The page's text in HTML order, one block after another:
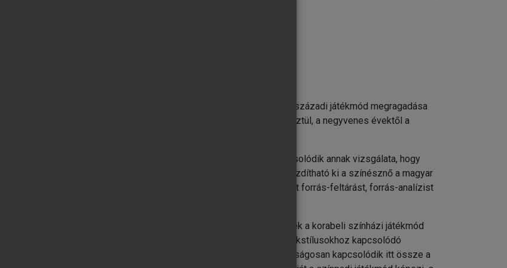
kapcsolva vizsgálja a korabeli változó színpadi játékmódot. A 19. századi játékmód megragadása
és színpadi játékának vizsgálata, hiszen hat és fél évtizeden keresztül, a negyvenes évektől a
kiterjedt területet átfogó színpadjain.
és hogyan írhatók le annak változásai. Ehhez szorosan kapcsolódik annak vizsgálata, hogy
forrásai a színpadi játék viszonylatában. Hogyan írható felül, mozdítható ki a színésznő a magyar
hogy korabeli kontextusok szinkrón szemléletét érvényesíti, kiterjedt forrás-feltárást, forrás-analízist
olyan társadalmi kontextusokhoz kapcsolódva, amelyek a korabeli színházi játékmód
pedig a korabeli színpadi játékot helyezi központba, egyrészt a játékstílusokhoz kapcsolódó
másrészt konkrét alakítások nyomainak vizsgálatával. Sajátságosan kapcsolódik itt össze a